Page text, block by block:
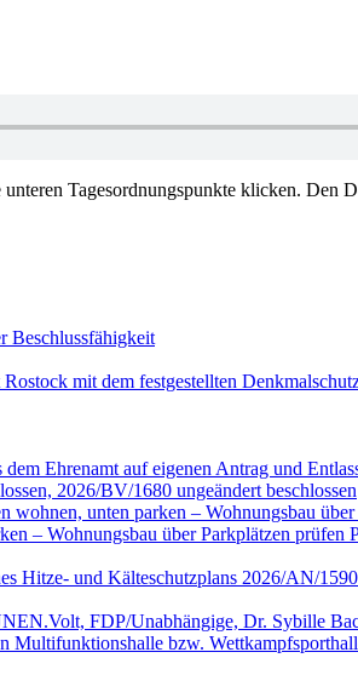
Tagesordnungspunkte klicken.
Beschlussfähigkeit
mit dem festgestellten
Ehrenamt auf eigenen Antrag und
2026/BV/1680 ungeändert beschlossen
unten parken – Wohnungsbau
– Wohnungsbau über Parkplätzen
und Kälteschutzplans 2026/AN/
FDP/Unabhängige, Dr. Sybille
Multifunktionshalle bzw.